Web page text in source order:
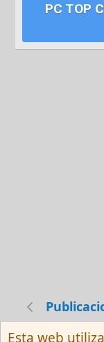
PC TOP
Esta web